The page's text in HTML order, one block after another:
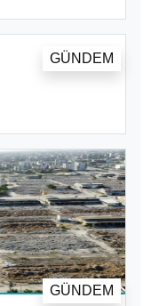
GÜNDEM
GÜNDEM